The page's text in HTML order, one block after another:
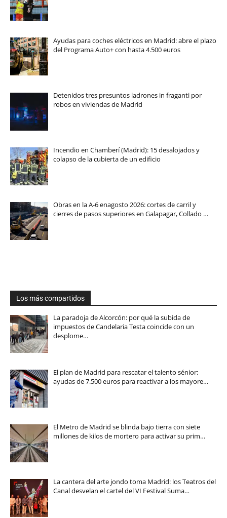
Ayudas para coches eléctricos en Madrid: abre el plazo
del Programa Auto+ con hasta 4.500 euros
Detenidos tres presuntos ladrones in fraganti por
robos en viviendas de Madrid
Incendio en Chamberí (Madrid): 15 desalojados y
colapso de la cubierta de un edificio
Obras en la A-6 enagosto 2026: cortes de carril y
cierres de pasos superiores en Galapagar, Collado …
Los más compartidos
La paradoja de Alcorcón: por qué la subida de
impuestos de Candelaria Testa coincide con un
desplome…
El plan de Madrid para rescatar el talento sénior:
ayudas de 7.500 euros para reactivar a los mayore…
El Metro de Madrid se blinda bajo tierra con siete
millones de kilos de mortero para activar su prim…
La cantera del arte jondo toma Madrid: los Teatros del
Canal desvelan el cartel del VI Festival Suma…